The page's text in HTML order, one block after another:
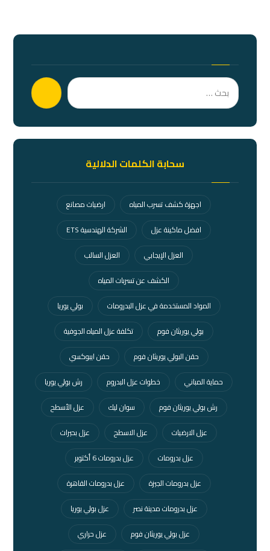
سحابة الكلمات الدلالية
اجهزة كشف تسرب المياه
ارضيات مصانع
افضل ماكينة عزل
الشركة الهندسية ETS
العزل الإيجابي
العزل السالب
الكشف عن تسربات المياه
المواد المستخدمة في عزل البدرومات
بولي يوريا
بولي يوريثان فوم
تكلفة عزل المياه الجوفية
حقن البولي يوريثان فوم
حقن ايبوكسي
حماية المباني
خطوات عزل البدروم
رش بولي يوريا
رش بولي يوريثان فوم
سوان ليك
عزل الأسطح
عزل الارضيات
عزل الاسطح
عزل بحيرات
عزل بدرومات
عزل بدرومات 6 أكتوبر
عزل بدرومات الجيزة
عزل بدرومات القاهرة
عزل بدرومات مدينة نصر
عزل بولي يوريا
عزل بولي يوريثان فوم
عزل حراري